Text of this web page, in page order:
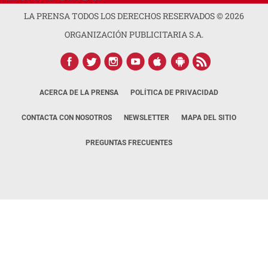
LA PRENSA TODOS LOS DERECHOS RESERVADOS ©2026
ORGANIZACIÓN PUBLICITARIA S.A.
ACERCA DE LA PRENSA POLÍTICA DE PRIVACIDAD
CONTACTA CON NOSOTROS NEWSLETTER MAPA DEL SITIO
PREGUNTAS FRECUENTES